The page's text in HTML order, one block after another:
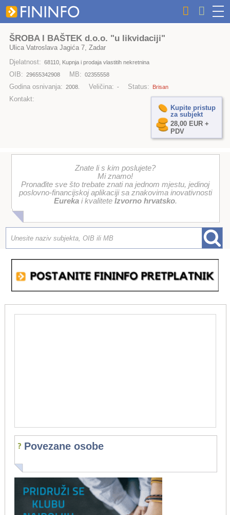
ŠROBA I BAŠTEK d.o.o. "u likvidaciji"
Ulica Vatroslava Jagića 7, Zadar
Djelatnost: 68110, Kupnja i prodaja vlastitih nekretnina
OIB: 29655342908 MB: 02355558
Godina osnivanja: 2008. Veličina: - Status: Brisan
Kontakt:
Kupite pristup
za subjekt
28,00 EUR +
PDV
Znate li s kim poslujete?
Mi znamo!
Pronađite sve što trebate znati na jednom mjestu, jedinoj
poslovno-financijskoj aplikaciji sa znakovima inovativnosti
Eurekai kvalitete Izvorno hrvatsko.
Povezane osobe